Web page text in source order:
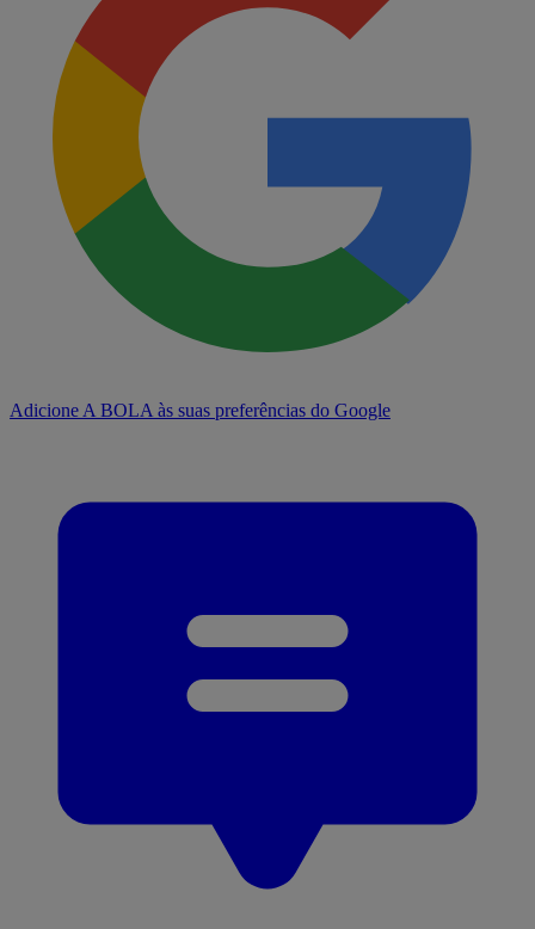
Adicione A BOLA às suas preferências do Google